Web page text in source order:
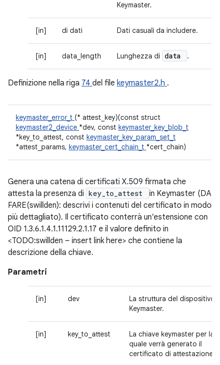
Keymaster.
[in] di dati Dati casuali da includere.
[in] data_length Lunghezza di data .
Definizione nella riga 74 del file keymaster2.h .
keymaster_error_t (* attest_key)(const struct
keymaster2_device *dev, const keymaster_key_blob_t
*key_to_attest, const keymaster_key_param_set_t
*attest_params, keymaster_cert_chain_t *cert_chain)
Genera una catena di certificati X.509 firmata che
attesta la presenza di key_to_attest
in Keymaster (DA
FARE(swillden): descrivi i contenuti del certificato in modo
più dettagliato). Il certificato conterrà un'estensione con
OID 1.3.6.1.4.1.11129.2.1.17 e il valore definito in
<TODO:swillden – insert link here> che contiene la
descrizione della chiave.
Parametri
[in] dev
La struttura del dispositivo
Keymaster.
[in] key_to_attest
La chiave keymaster per la
quale verrà generato il
certificato di attestazione.